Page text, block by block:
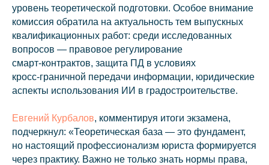
уровень теоретической подготовки. Особое внимание
комиссия обратила на актуальность тем выпускных
квалификационных работ: среди исследованных
вопросов — правовое регулирование
смарт‑контрактов, защита ПД в условиях
кросс‑граничной передачи информации, юридические
аспекты использования ИИ в градостроительстве.
Евгений Курбалов, комментируя итоги экзамена,
подчеркнул: «Теоретическая база — это фундамент,
но настоящий профессионализм юриста формируется
через практику. Важно не только знать нормы права,